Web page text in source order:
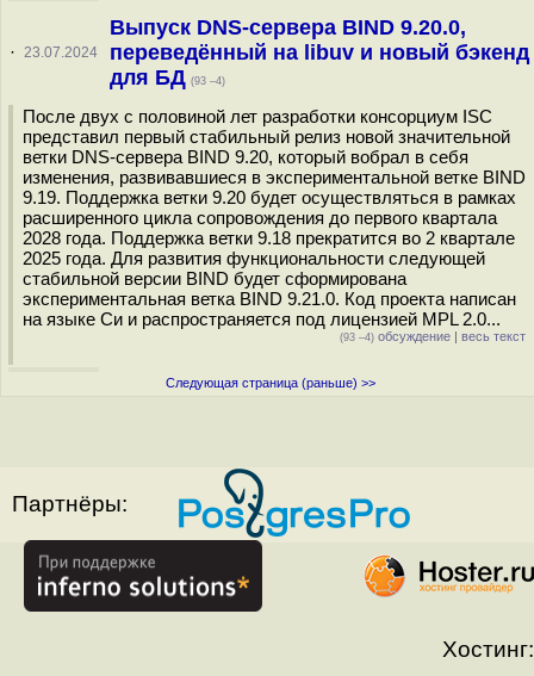
· 23.07.2024
Выпуск DNS-сервера BIND 9.20.0,
переведённый на libuv и новый бэкенд
для БД (93 –4)
После двух с половиной лет разработки консорциум ISC
представил первый стабильный релиз новой значительной
ветки DNS-сервера BIND 9.20, который вобрал в себя
изменения, развивавшиеся в экспериментальной ветке BIND
9.19. Поддержка ветки 9.20 будет осуществляться в рамках
расширенного цикла сопровождения до первого квартала
2028 года. Поддержка ветки 9.18 прекратится во 2 квартале
2025 года. Для развития функциональности следующей
стабильной версии BIND будет сформирована
экспериментальная ветка BIND 9.21.0. Код проекта написан
на языке Си и распространяется под лицензией MPL 2.0...
(93 –4) обсуждение | весь текст
Следующая страница (раньше) >>
Партнёры:
Хостинг: